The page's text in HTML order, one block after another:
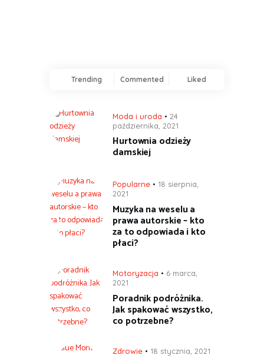
Trending Commented Liked
Moda i uroda
24
października, 2021
Hurtownia odzieży
damskiej
Popularne
18 sierpnia,
2021
Muzyka na weselu a
prawa autorskie – kto
za to odpowiada i kto
płaci?
Motoryzacja
6 marca,
2021
Poradnik podróżnika.
Jak spakować wszystko,
co potrzebne?
Zdrowie 18 stycznia, 2021